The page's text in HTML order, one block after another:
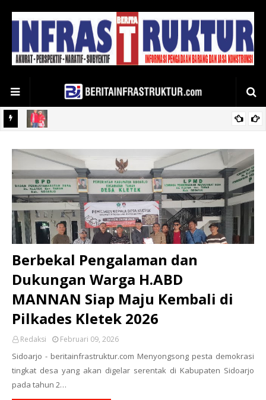
Kasih Kepada Bupati Sampang Respon Cepat Perbaikan PJU
Jalan Raya Pangarengan
Berbekal Pengalaman dan
Dukungan Warga H.ABD
MANNAN Siap Maju Kembali di
Pilkades Kletek 2026
Redaksi Februari 09, 2026
Sidoarjo - beritainfrastruktur.com Menyongsong pesta demokrasi
tingkat desa yang akan digelar serentak di Kabupaten Sidoarjo
pada tahun 2…